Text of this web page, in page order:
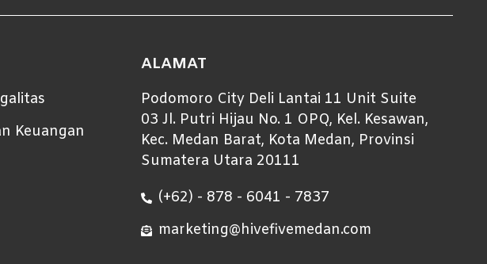
Keuangan
ALAMAT
Podomoro City Deli Lantai 11 Unit Suite
03 Jl. Putri Hijau No. 1 OPQ, Kel. Kesawan,
Kec. Medan Barat, Kota Medan, Provinsi
Sumatera Utara 20111
(+62) - 878 - 6041 - 7837
marketing@hivefivemedan.com